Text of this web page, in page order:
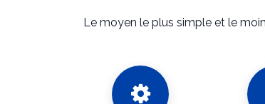
Le moyen le plus simple et le